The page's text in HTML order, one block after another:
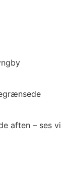
aften – ses vi